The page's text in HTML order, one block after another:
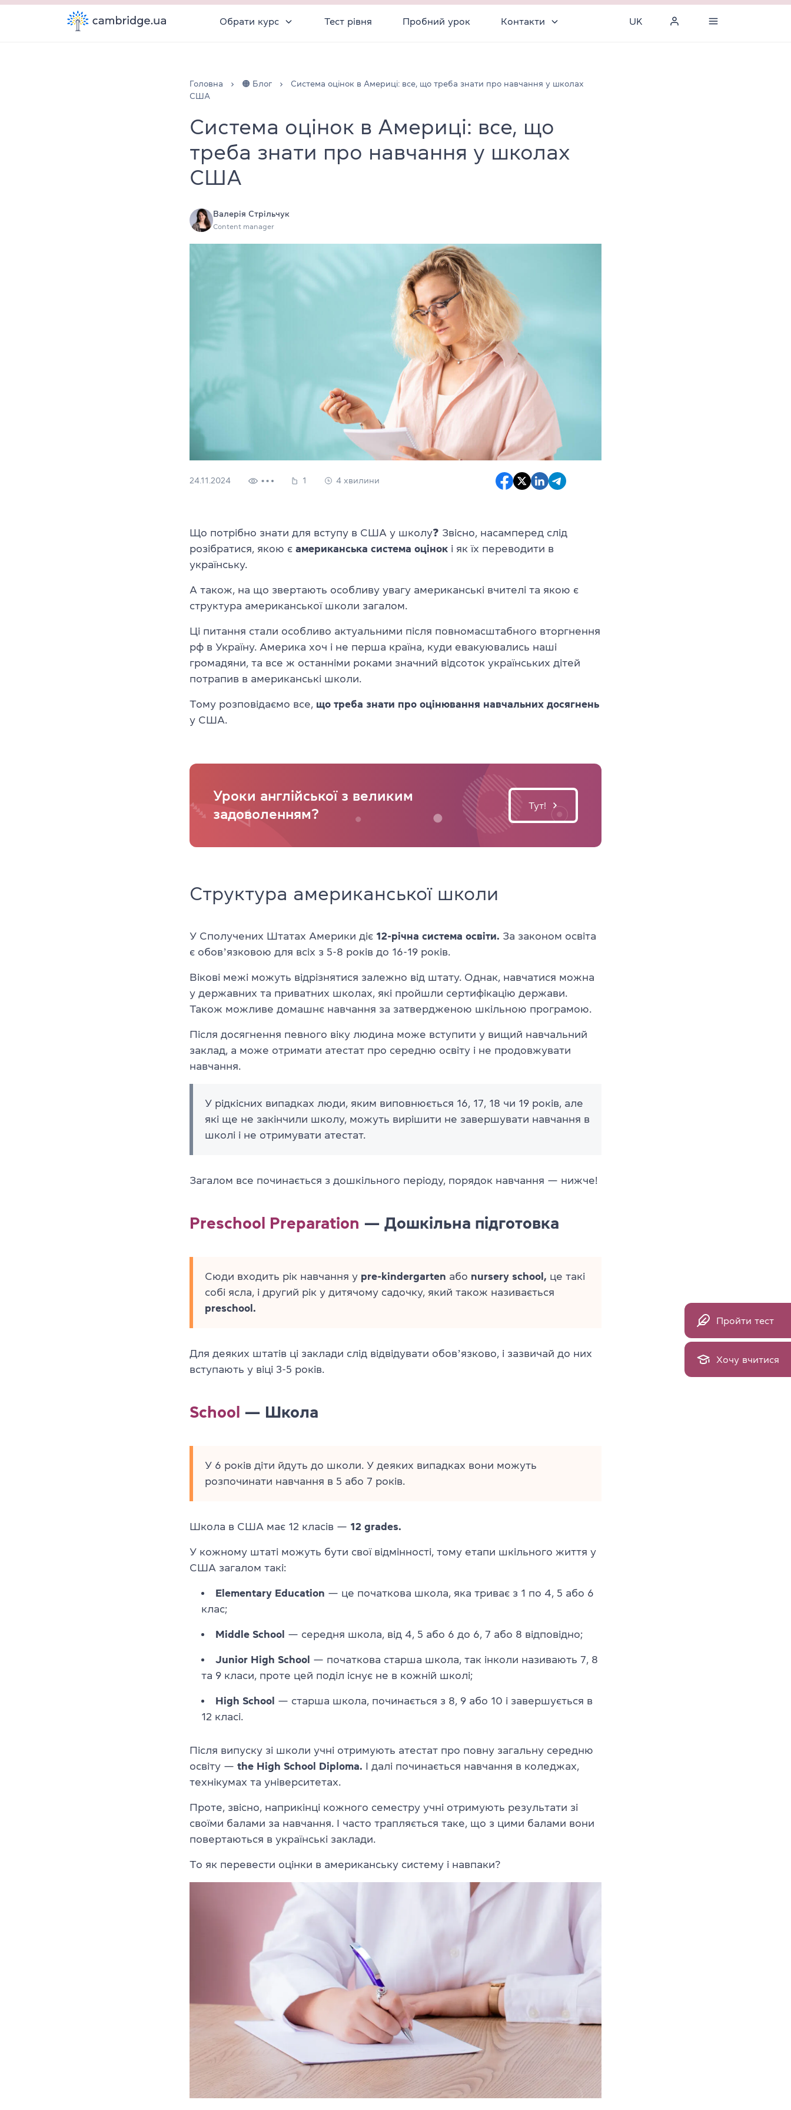
Обрати курс Тест рівня Пробний урок Контакти UK
Головна 🟠 Блог
Система оцінок в Америці: все, що треба знати про навчання у школах
США
Система оцінок в Америці: все, що
треба знати про навчання у школах
США
Валерія Стрільчук
Content manager
24.11.2024 1 4 хвилини
Що потрібно знати для вступу в США у школу❓ Звісно, насамперед слід
розібратися, якою є американська система оцінок і як їх переводити в
українську.
А також, на що звертають особливу увагу американські вчителі та якою є
структура американської школи загалом.
Ці питання стали особливо актуальними після повномасштабного вторгнення
рф в Україну. Америка хоч і не перша країна, куди евакуювались наші
громадяни, та все ж останніми роками значний відсоток українських дітей
потрапив в американські школи.
Тому розповідаємо все, що треба знати про оцінювання навчальних досягнень
у США.
Уроки англійської з великим
задоволенням?
Тут!
Структура американської школи
У Сполучених Штатах Америки діє 12-річна система освіти. За законом освіта
є обовʼязковою для всіх з 5-8 років до 16-19 років.
Вікові межі можуть відрізнятися залежно від штату. Однак, навчатися можна
у державних та приватних школах, які пройшли сертифікацію держави.
Також можливе домашнє навчання за затвердженою шкільною програмою.
Після досягнення певного віку людина може вступити у вищий навчальний
заклад, а може отримати атестат про середню освіту і не продовжувати
навчання.
У рідкісних випадках люди, яким виповнюється 16, 17, 18 чи 19 років, але
які ще не закінчили школу, можуть вирішити не завершувати навчання в
школі і не отримувати атестат.
Загалом все починається з дошкільного періоду, порядок навчання — нижче!
Preschool Preparation — Дошкільна підготовка
Сюди входить рік навчання у pre-kindergarten або nursery school, це такі
собі ясла, і другий рік у дитячому садочку, який також називається
preschool.
Для деяких штатів ці заклади слід відвідувати обовʼязково, і зазвичай до них
вступають у віці 3-5 років.
School — Школа
У 6 років діти йдуть до школи. У деяких випадках вони можуть
розпочинати навчання в 5 або 7 років.
Школа в США має 12 класів — 12 grades.
У кожному штаті можуть бути свої відмінності, тому етапи шкільного життя у
США загалом такі:
Elementary Education — це початкова школа, яка триває з 1 по 4, 5 або 6
клас;
Middle School — середня школа, від 4, 5 або 6 до 6, 7 або 8 відповідно;
Junior High School
— початкова старша школа, так інколи називають 7, 8
та 9 класи, проте цей поділ існує не в кожній школі;
High School
— старша школа, починається з 8, 9 або 10 і завершується в
12 класі.
Після випуску зі школи учні отримують атестат про повну загальну середню
освіту — the High School Diploma. І далі починається навчання в коледжах,
технікумах та університетах.
Проте, звісно, наприкінці кожного семестру учні отримують результати зі
своїми балами за навчання. І часто трапляється таке, що з цими балами вони
повертаються в українські заклади.
То як перевести оцінки в американську систему і навпаки?
Пройти тест
Хочу вчитися